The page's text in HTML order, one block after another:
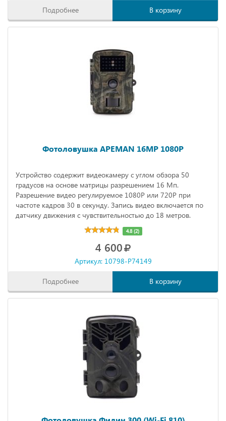
Подробнее В корзину
Фотоловушка APEMAN 16MP 1080P
Устройство содержит видеокамеру с углом обзора 50
градусов на основе матрицы разрешением 16 Мп.
Разрешение видео регулируемое 1080Р или 720Р при
частоте кадров 30 в секунду. Запись видео включается по
датчику движения с чувствительностью до 18 метров.
4.8 (2)
4 600
Артикул: 10798-P74149
Подробнее В корзину